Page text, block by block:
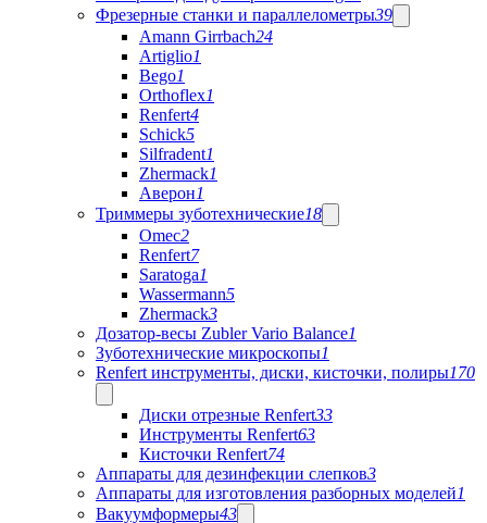
Фрезерные станки и параллелометры39
Amann Girrbach24
Artiglio1
Bego1
Orthoflex1
Renfert4
Schick5
Silfradent1
Zhermack1
Аверон1
Триммеры зуботехнические18
Omec2
Renfert7
Saratoga1
Wassermann5
Zhermack3
Дозатор-весы Zubler Vario Balance1
Зуботехнические микроскопы1
Renfert инструменты, диски, кисточки, полиры170
Диски отрезные Renfert33
Инструменты Renfert63
Кисточки Renfert74
Аппараты для дезинфекции слепков3
Аппараты для изготовления разборных моделей1
Вакуумформеры43